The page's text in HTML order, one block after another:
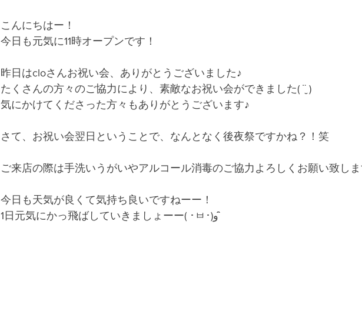
こんにちはー！
今日も元気に11時オープンです！
昨日はcloさんお祝い会、ありがとうございました♪
たくさんの方々のご協力により、素敵なお祝い会ができました( ¨̮ )
気にかけてくださった方々もありがとうございます♪
さて、お祝い会翌日ということで、なんとなく後夜祭ですかね？！笑
ご来店の際は手洗いうがいやアルコール消毒のご協力よろしくお願い致しま
今日も天気が良くて気持ち良いですねーー！
1日元気にかっ飛ばしていきましょーー( ･ㅂ･)و ̑̑